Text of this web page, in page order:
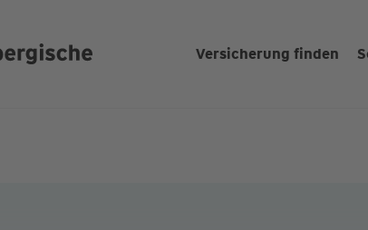
Versicherung finden